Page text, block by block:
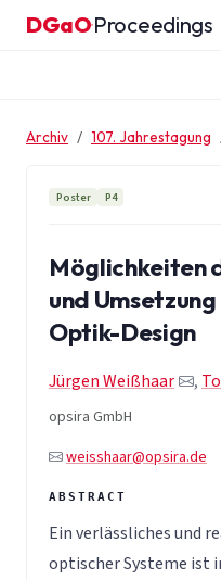
Zum Inhalt springen
DGaO·Proceedings
Archiv 107. Jahrestagung
Poster P4
Möglichkeiten
und
Optik-Design
Jürgen Weißhaar ,
opsira GmbH
weisshaar@opsira.de
Ein verlässliches und
optischer Systeme ist